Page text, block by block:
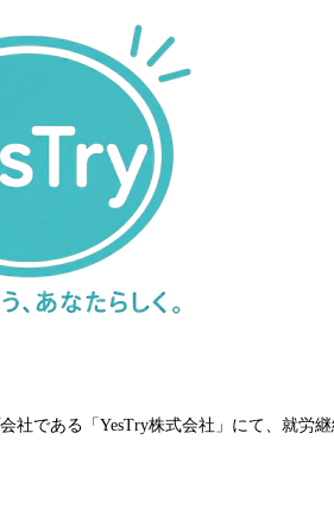
社である「YesTry株式会社」にて、就労